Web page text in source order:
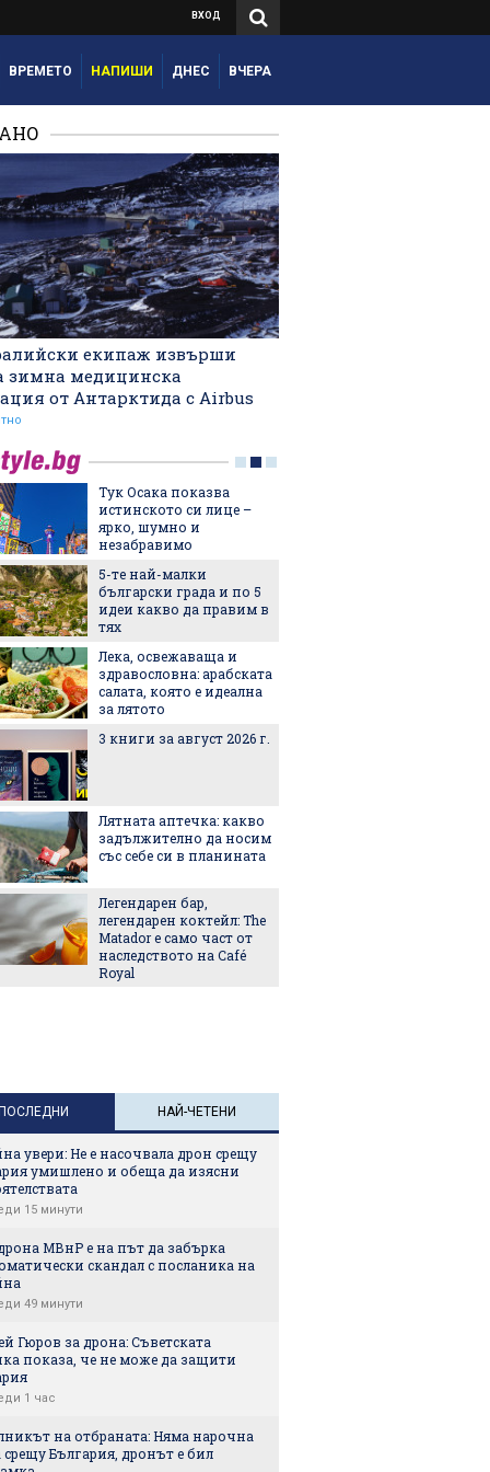
ВХОД
ВРЕМЕТО НАПИШИ ДНЕС ВЧЕРА
екипаж извърши
зимна медицинска
от Антарктида с Airbus
Тук Осака показва
истинското си лице –
ярко, шумно и
незабравимо
5-те най-малки
български градa и по 5
идеи какво да правим в
тях
Лека, освежаваща и
здравословна: арабската
салата, която е идеална
за лятото
3 книги за август 2026 г.
Лятната аптечка: какво
задължително да носим
със себе си в планината
Легендарен бар,
легендарен коктейл: The
Matador е само част от
наследството на Café
Royal
НАЙ-ЧЕТЕНИ
увери: Не е насочвала дрон срещу
умишлено и обеща да изясни
15 минути
МВнР е на път да забърка
скандал с посланика на
49 минути
Гюров за дрона: Съветската
показа, че не може да защити
1 час
на отбраната: Няма нарочна
срещу България, дронът е бил